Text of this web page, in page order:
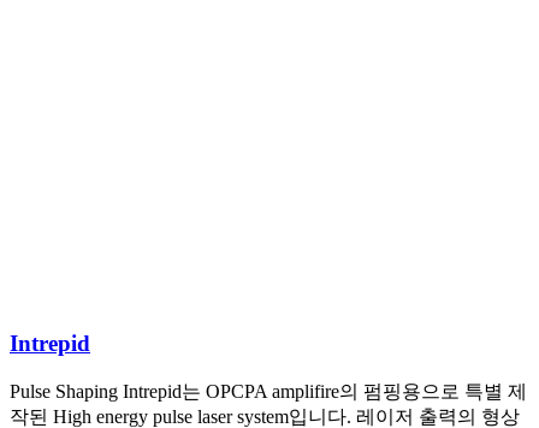
Intrepid
Pulse Shaping Intrepid는 OPCPA amplifire의 펌핑용으로 특별 제
작된 High energy pulse laser system입니다. 레이저 출력의 형상